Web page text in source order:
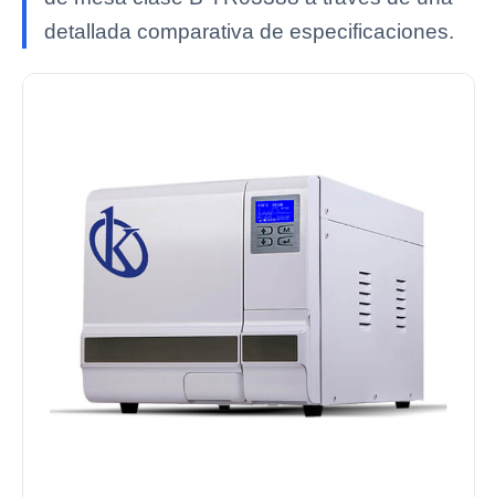
detallada comparativa de especificaciones.